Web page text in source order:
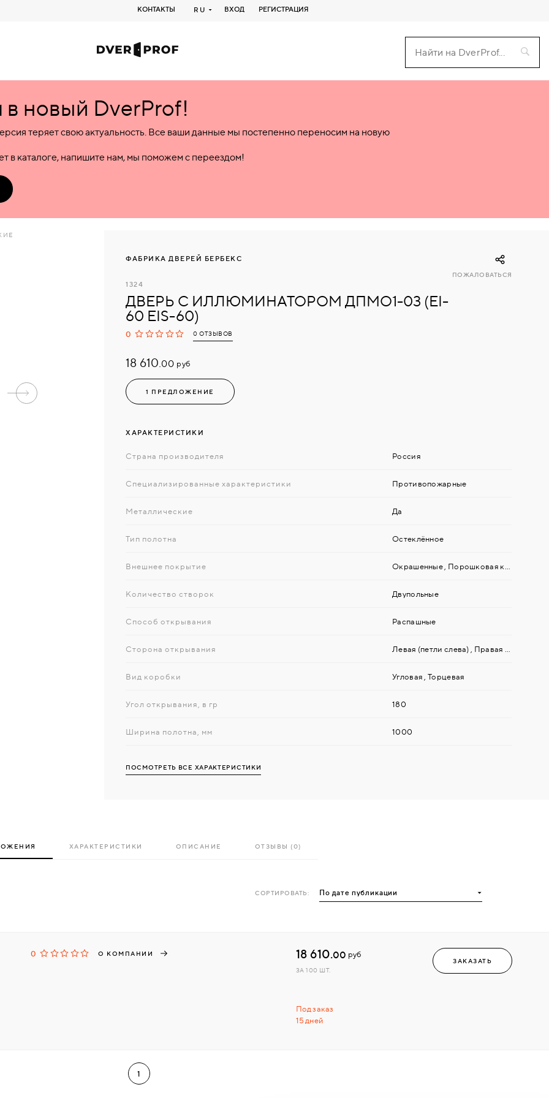
КОНТАКТЫ RU ВХОД РЕГИСТРАЦИЯ
новый DverProf!
теряет свою актуальность. Все ваши данные мы постепенно переносим на новую
в каталоге, напишите нам, мы поможем с переездом!
ФАБРИКА ДВЕРЕЙ БЕРБЕКС
1324
ДВЕРЬ С ИЛЛЮМИНАТОРОМ ДПМО1-03 (EI-
60 EIS-60)
0 0 ОТЗЫВОВ
18 610.00руб
1 ПРЕДЛОЖЕНИЕ
ПОЖАЛОВАТЬСЯ
ХАРАКТЕРИСТИКИ
Страна производителя Россия
Специализированные характеристики Противопожарные
Металлические Да
Тип полотна Остеклённое
Внешнее покрытие Окрашенные Порошковая краска
Количество створок Двупольные
Способ открывания Распашные
Сторона открывания Левая (петли слева) Правая (петли справа)
Вид коробки Угловая Торцевая
Угол открывания, в гр 180
Ширина полотна, мм 1000
ПОСМОТРЕТЬ ВСЕ ХАРАКТЕРИСТИКИ
ХАРАКТЕРИСТИКИ ОПИСАНИЕ ОТЗЫВЫ (0)
СОРТИРОВАТЬ:
0 О КОМПАНИИ
Под заказ
15 дней
18 610.00 руб
ЗА 100 ШТ.
ЗАКАЗАТЬ
1